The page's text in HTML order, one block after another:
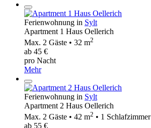
Ferienwohnung in Sylt
Apartment 1 Haus Oellerich
Max. 2 Gäste • 32 m2
ab 45 €
pro Nacht
Mehr
Ferienwohnung in Sylt
Apartment 2 Haus Oellerich
Max. 2 Gäste • 42 m2 • 1 Schlafzimmer
ab 55 €